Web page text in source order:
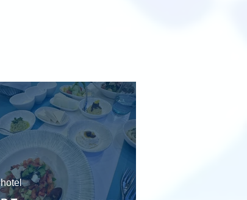
hotel